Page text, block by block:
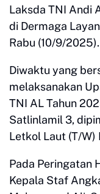
Laksda TNI Andi
di Dermaga
Rabu (10/9/2025).
Diwaktu yang
melaksanakan
TNI AL Tahun
Satlinlamil 3,
Letkol Laut (T/W)
Pada Peringatan
Kepala Staf